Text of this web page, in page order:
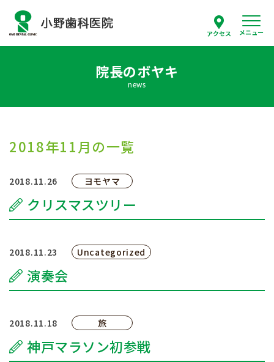
アクセス
院長のボヤキ
news
2018年11月の一覧
2018.11.26 ヨモヤマ
クリスマスツリー
2018.11.23 Uncategorized
演奏会
2018.11.18 旅
神戸マラソン初参戦
メニュー
はじめての方へ
採用情報
院長のボヤキ
お問い合わせ